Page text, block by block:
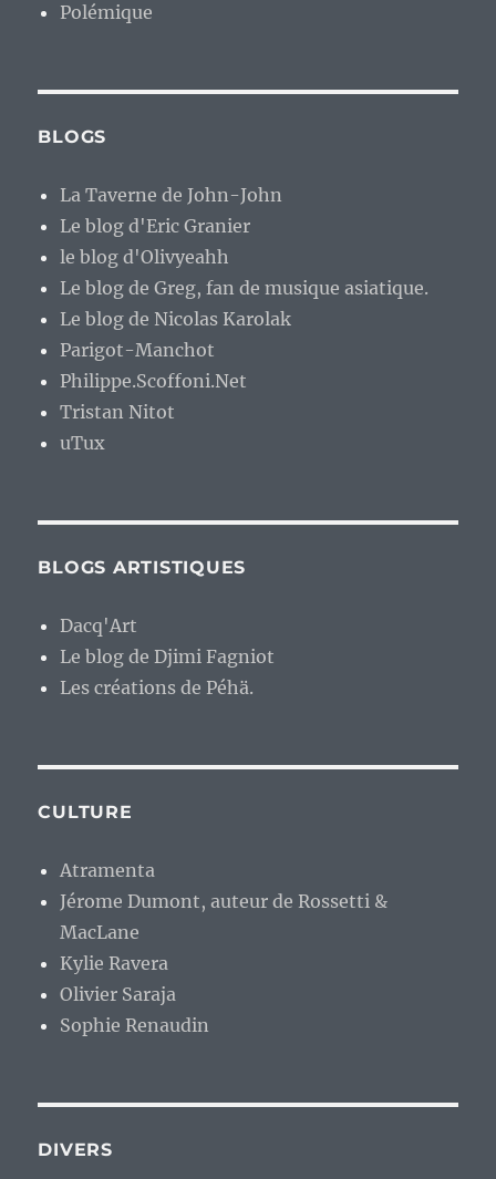
Polémique
BLOGS
La Taverne de John-John
Le blog d'Eric Granier
le blog d'Olivyeahh
Le blog de Greg, fan de musique asiatique.
Le blog de Nicolas Karolak
Parigot-Manchot
Philippe.Scoffoni.Net
Tristan Nitot
uTux
BLOGS ARTISTIQUES
Dacq'Art
Le blog de Djimi Fagniot
Les créations de Péhä.
CULTURE
Atramenta
Jérome Dumont, auteur de Rossetti &
MacLane
Kylie Ravera
Olivier Saraja
Sophie Renaudin
DIVERS